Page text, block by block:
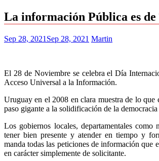
La información Pública es de
Sep 28, 2021 Sep 28, 2021 Martin
El 28 de Noviembre se celebra el Día
Acceso Universal a la Información.
Uruguay en el 2008 en clara muestra de lo
paso gigante a la solidificación de la
Los gobiernos locales, departamentales como
tener bien presente y atender en tiempo y
manda todas las peticiones de información que
en carácter simplemente de solicitante.